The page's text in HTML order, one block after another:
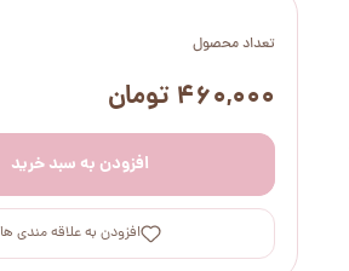
تعداد محصول
۴۶۰,۰۰۰ تومان
افزودن به سبد خرید
افزودن به علاقه مندی ها